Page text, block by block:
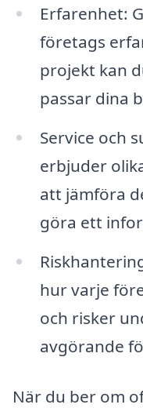
Erfarenhet:
företags
projekt kan
passar dina
Service och
erbjuder
att jämföra
göra ett
hur varje
och risker
avgörande
När du ber om